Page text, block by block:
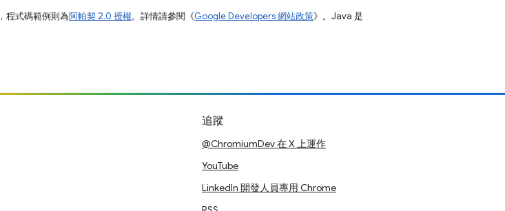
，程式碼範例則為阿帕契 2.0 授權。詳情請參閱《Google Developers 網站政策》。Java 是
追蹤
@ChromiumDev 在 X 上運作
YouTube
LinkedIn 開發人員專用 Chrome